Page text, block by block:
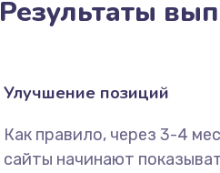
Результаты
Улучшение позиций
Как правило, через 3-4
сайты начинают